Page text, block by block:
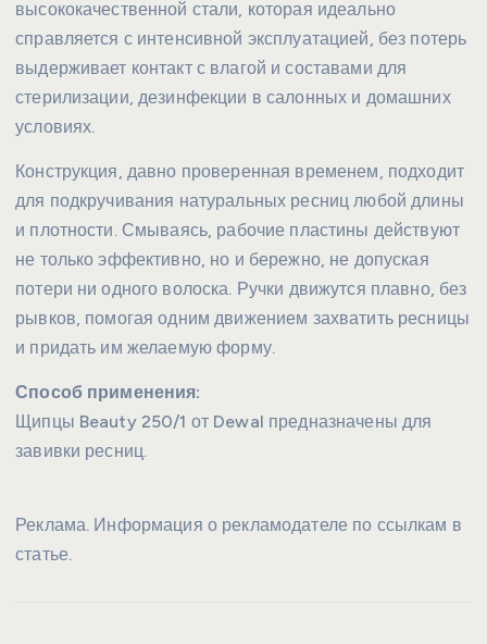
высококачественной стали, которая идеально
справляется с интенсивной эксплуатацией, без потерь
выдерживает контакт с влагой и составами для
стерилизации, дезинфекции в салонных и домашних
условиях.
Конструкция, давно проверенная временем, подходит
для подкручивания натуральных ресниц любой длины
и плотности. Смываясь, рабочие пластины действуют
не только эффективно, но и бережно, не допуская
потери ни одного волоска. Ручки движутся плавно, без
рывков, помогая одним движением захватить ресницы
и придать им желаемую форму.
Способ применения:
Щипцы Beauty 250/1 от Dewal предназначены для
завивки ресниц.
Реклама. Информация о рекламодателе по ссылкам в
статье.